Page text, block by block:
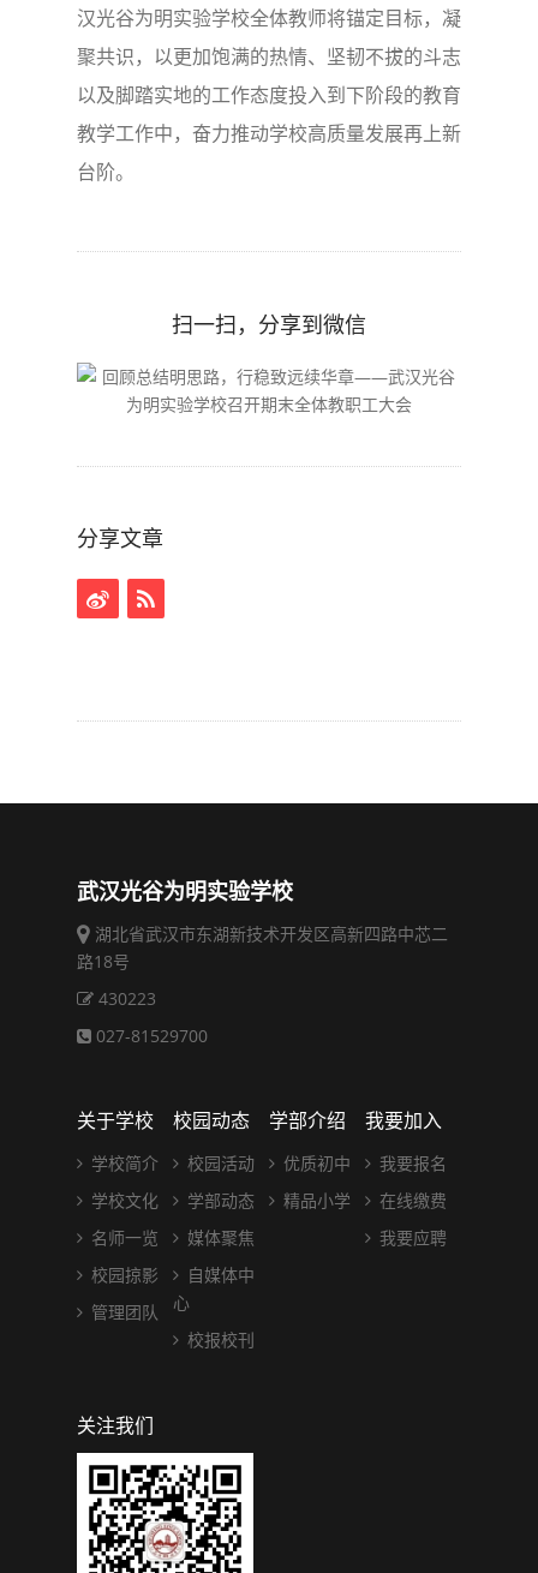
汉光谷为明实验学校全体教师将锚定目标，凝
聚共识，以更加饱满的热情、坚韧不拔的斗志
以及脚踏实地的工作态度投入到下阶段的教育
教学工作中，奋力推动学校高质量发展再上新
台阶。
扫一扫，分享到微信
分享文章
武汉光谷为明实验学校
湖北省武汉市东湖新技术开发区高新四路中芯二
路18号
430223
027-81529700
关于学校
学校简介
学校文化
名师一览
校园掠影
管理团队
校园动态
校园活动
学部动态
媒体聚焦
自媒体中
心
校报校刊
学部介绍
优质初中
精品小学
我要加入
我要报名
在线缴费
我要应聘
关注我们